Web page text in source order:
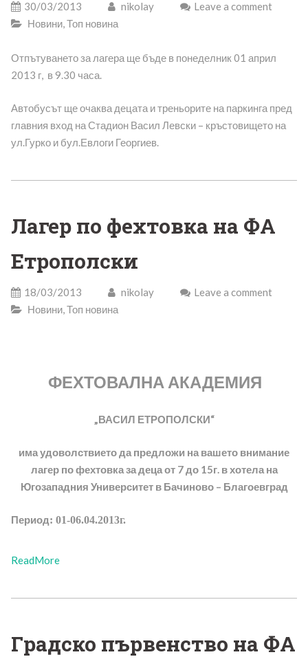
30/03/2013 nikolay
Leave a comment
Новини,Топ новина
Отпътуването за лагера ще бъде в понеделник 01 април
2013 г, в 9.30 часа.
Автобусът ще очаква децата и треньорите на паркинга пред
главния вход на Стадион Васил Левски – кръстовището на
ул.Гурко и бул.Евлоги Георгиев.
Лагер по фехтовка на ФА
Етрополски
18/03/2013 nikolay
Leave a comment
Новини,Топ новина
ФЕХТОВАЛНА АКАДЕМИЯ
„ВАСИЛ ЕТРОПОЛСКИ“
има удоволствието да предложи на вашето внимание
лагер по фехтовка за деца от 7 до 15г. в хотела на
Югозападния Университет в Бачиново – Благоевград
Период: 01-06.04.2013г.
ReadMore
Градско първенство на ФА